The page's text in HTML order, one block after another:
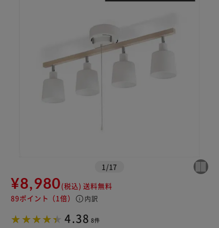
1 /17
¥8,980(税込) 送料無料
89ポイント （1倍） info 内訳
4.38 8件
カートに入れる